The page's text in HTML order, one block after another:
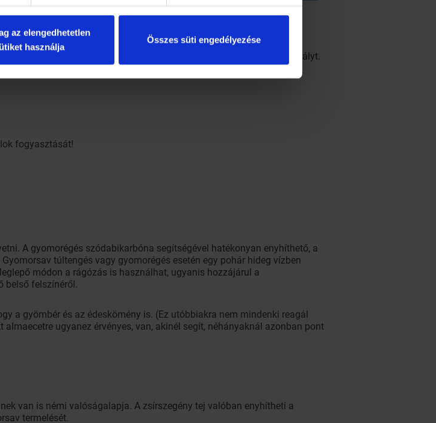
az elengedhetetlen
használja
Összes süti engedélyezése
tünetek elkerüléséhez érdemes betartani néhány alapszabályt.
a kellemetlen gyomorsav ellen:
fogyasztását!
A gyomorégés szódabikarbóna segítségével hatékonyan enyhíthető, a
túltengés vagy gyomorégés esetén egy pohár hideg vízben
módon a rágózás is használhat, ugyanis hozzájárul a
belső felszínéről.
a gyömbér és az édeskömény is. (Ez utóbbiakra nem mindenki reagál
ugyanez érvényes, van, akinél segít, néhányaknál azonban pont
van is némi valóságalapja. A zsírszegény tej valóban enyhítheti a
termelését.